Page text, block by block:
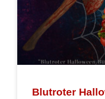
Blutroter